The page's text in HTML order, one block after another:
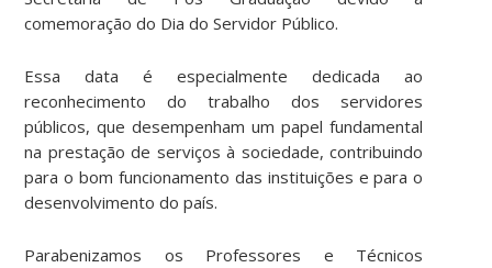
comemoração do Dia do Servidor Público.
Essa data é especialmente dedicada ao
reconhecimento do trabalho dos servidores
públicos, que desempenham um papel fundamental
na prestação de serviços à sociedade, contribuindo
para o bom funcionamento das instituições e para o
desenvolvimento do país.
Parabenizamos os Professores e Técnicos